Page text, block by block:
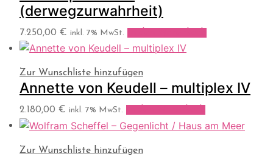
(derwegzurwahrheit)
7.250,00 € inkl. 7% MwSt.
Zur Wunschliste hinzufügen
Annette von Keudell – multiplex IV
2.180,00 € inkl. 7% MwSt.
Zur Wunschliste hinzufügen